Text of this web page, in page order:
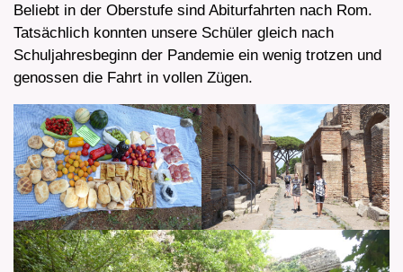
Beliebt in der Oberstufe sind Abiturfahrten nach Rom.
Tatsächlich konnten unsere Schüler gleich nach
Schuljahresbeginn der Pandemie ein wenig trotzen und
genossen die Fahrt in vollen Zügen.